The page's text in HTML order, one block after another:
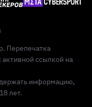
Перепечатка
активной ссылкой на
информацию,
лет.